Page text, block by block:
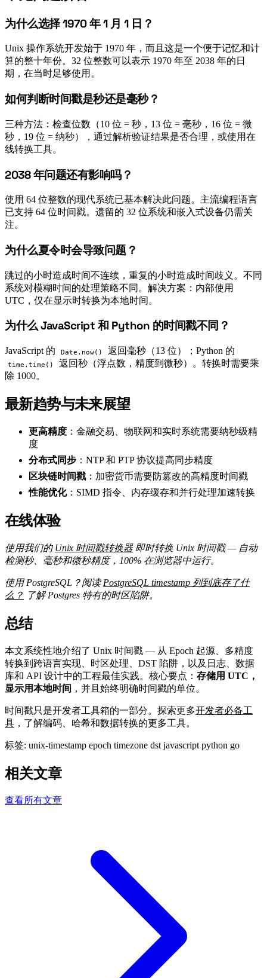
#
为什么选择 1970 年 1 月 1 日？
Unix 操作系统开发始于 1970 年，而且这是一个便于记忆和计
算的整十年份。32 位整数可以表示 1970 年至 2038 年的日
期，在当时足够使用。
#
如何判断时间戳是秒还是毫秒？
三种方法：检查位数（10 位 = 秒，13 位 = 毫秒，16 位 = 微
秒，19 位 = 纳秒），通过解析验证结果是否合理，或使用在
线转换工具。
#
2038 年问题还有影响吗？
使用 64 位整数的现代系统已基本解决此问题。主流编程语言
已支持 64 位时间戳。遗留的 32 位系统和嵌入式设备仍需关
注。
#
为什么夏令时会导致问题？
跳过的小时造成时间不连续，重复的小时造成时间歧义。不同
系统对模糊时间的处理策略不同。解决方案：内部使用
UTC，仅在显示时转换为本地时间。
#
为什么 JavaScript 和 Python 的时间戳不同？
JavaScript 的 Date.now() 返回毫秒（13 位）；Python 的
time.time()
返回秒（浮点数，精度到微秒）。转换时需要乘
除 1000。
#
最新趋势与未来展望
更高精度 ：金融交易、物联网和实时系统需要纳秒级精
度
分布式同步 ：NTP 和 PTP 协议提高同步精度
区块链时间戳：加密货币需要防篡改的高精度时间戳
性能优化：SIMD 指令、内存缓存和并行处理加速转换
#
在线体验
使用我们的 Unix 时间戳转换器即时转换 Unix 时间戳 — 自动
检测秒、毫秒和微秒精度，100% 在浏览器中运行。
使用 PostgreSQL？阅读PostgreSQL timestamp 列到底存了什
么？ 了解 Postgres 特有的时区陷阱。
#
总结
本文系统性地介绍了 Unix 时间戳 — 从 Epoch 起源、多精度
转换到跨语言实现、时区处理、DST 陷阱，以及日志、数据
库和 API 设计中的工程最佳实践。核心要点： 存储用 UTC，
显示用本地时间 ，并且始终明确时间戳的单位。
时间戳只是开发者工具箱的一部分。探索更多开发者必备工
具 ，了解编码、哈希和数据转换的更多工具。
标签: unix-timestamp epoch timezone dst javascript python go
相关文章
查看所有文章